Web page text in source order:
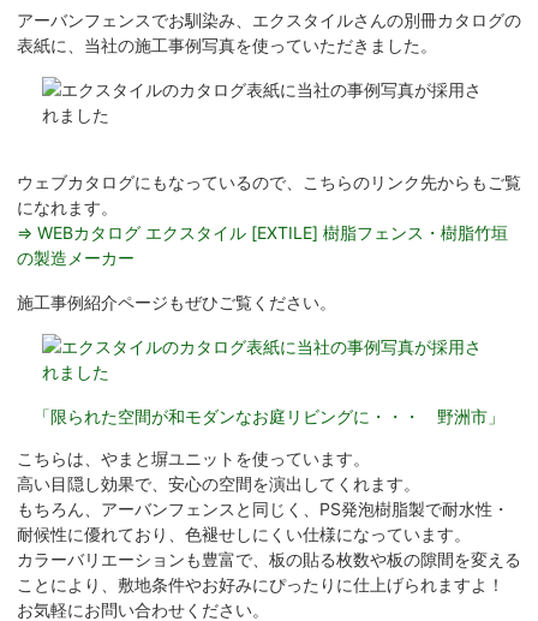
アーバンフェンスでお馴染み、エクスタイルさんの別冊カタログの
表紙に、当社の施工事例写真を使っていただきました。
ウェブカタログにもなっているので、こちらのリンク先からもご覧
になれます。
⇒ WEBカタログ エクスタイル [EXTILE] 樹脂フェンス・樹脂竹垣
の製造メーカー
施工事例紹介ページもぜひご覧ください。
「限られた空間が和モダンなお庭リビングに・・・ 野洲市」
こちらは、やまと塀ユニットを使っています。
高い目隠し効果で、安心の空間を演出してくれます。
もちろん、アーバンフェンスと同じく、PS発泡樹脂製で耐水性・
耐候性に優れており、色褪せしにくい仕様になっています。
カラーバリエーションも豊富で、板の貼る枚数や板の隙間を変える
ことにより、敷地条件やお好みにぴったりに仕上げられますよ！
お気軽にお問い合わせください。